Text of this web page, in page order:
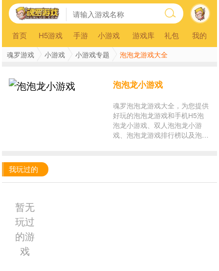
首页 H5游戏 手游 小游戏 游戏库 礼包 我的
魂罗游戏 小游戏 小游戏专题 泡泡龙游戏大全
泡泡龙小游戏
魂罗泡泡龙游戏大全，为您提供
好玩的泡泡龙游戏和手机H5泡
泡龙小游戏、双人泡泡龙小游
戏、泡泡龙游戏排行榜以及泡泡
我玩过的
暂无
玩过
的游
戏